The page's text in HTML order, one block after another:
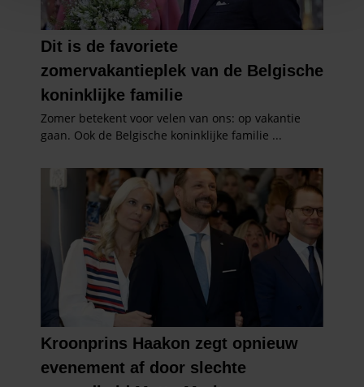
personaliseren, om functies voor social media te bieden
en om ons websiteverkeer te analyseren. Ook delen we
informatie over uw gebruik van onze site met onze
partners voor social media, adverteren en analyse. Deze
partners kunnen deze gegevens combineren met andere
informatie die u aan ze heeft verstrekt of die ze hebben
verzameld op basis van uw gebruik van hun services. U
gaat akkoord met onze cookies als u onze website blijft